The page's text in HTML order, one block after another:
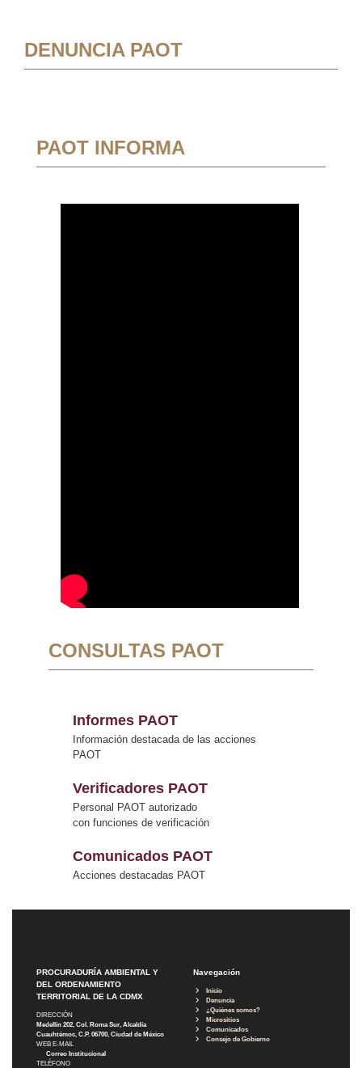
DENUNCIA PAOT
PAOT INFORMA
CONSULTAS PAOT
Informes PAOT
Información destacada de las acciones
PAOT
Verificadores PAOT
Personal PAOT autorizado
con funciones de verificación
Comunicados PAOT
Acciones destacadas PAOT
PROCURADURÍA AMBIENTAL Y
DEL ORDENAMIENTO
TERRITORIAL DE LA CDMX
DIRECCIÓN
Medellín 202, Col. Roma Sur, Alcaldía
Cuauhtémoc, C.P. 06700, Ciudad de México
WEB E-MAIL
Correo Institucional
TELÉFONO
Navegación
Inicio
Denuncia
¿Quiénes somos?
Micrositios
Comunicados
Consejo de Gobierno